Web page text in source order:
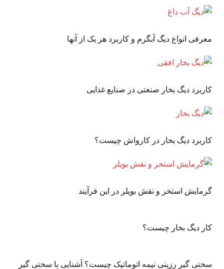
معرفی انواع دیگ آبگرم و کاربرد هر یک از آنها
کاربرد دیگ بخار صنعتی در صنایع غذایی
کاربرد دیگ بخار در کارواش چیست؟
گرمایش استخر و نقش بویلر در این فرآیند
کار دیگ بخار چیست؟
سختی گیر رزینی نیمه اتوماتیک چیست؟ آشنایی با سختی گیر